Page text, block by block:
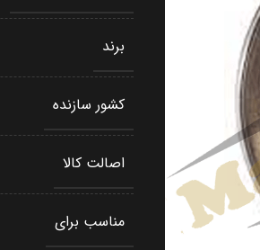
برند
کشور سازنده
اصالت کالا
مناسب برای